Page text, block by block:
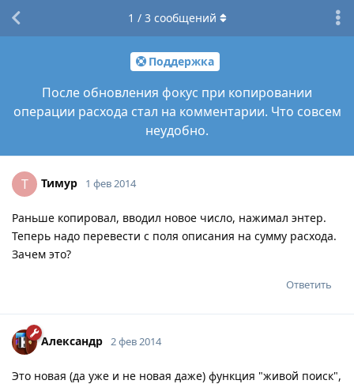
Поддержка
После обновления фокус при копировании
операции расхода стал на комментарии. Что совсем
неудобно.
1 / 3 сообщений
Т Тимур 1 фев 2014
Раньше копировал, вводил новое число, нажимал энтер.
Теперь надо перевести с поля описания на сумму расхода.
Зачем это?
Ответить
Александр 2 фев 2014
Это новая (да уже и не новая даже) функция "живой поиск",